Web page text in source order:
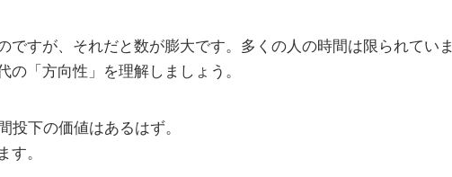
ですが、それだと数が膨大です。多くの人の時間は限られていま
「方向性」を理解しましょう。
投下の価値はあるはず。
す。